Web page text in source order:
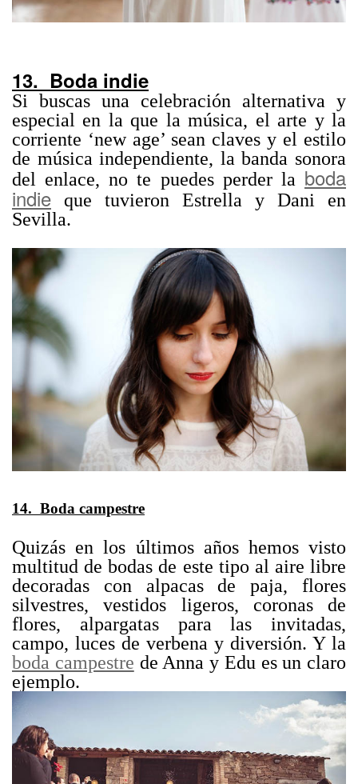
13. Boda indie
Si buscas una celebración alternativa y
especial en la que la música, el arte y la
corriente ‘new age’ sean claves y el estilo
de música independiente, la banda sonora
del enlace, no te puedes perder la boda
indie que tuvieron Estrella y Dani en
Sevilla.
14. Boda campestre
Quizás en los últimos años hemos visto
multitud de bodas de este tipo al aire libre
decoradas con alpacas de paja, flores
silvestres, vestidos ligeros, coronas de
flores, alpargatas para las invitadas,
campo, luces de verbena y diversión. Y la
boda campestre de Anna y Edu es un claro
ejemplo.